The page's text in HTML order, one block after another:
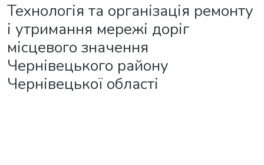
Технологія та організація ремонту
і утримання мережі доріг
місцевого значення
Чернівецького району
Чернівецької області